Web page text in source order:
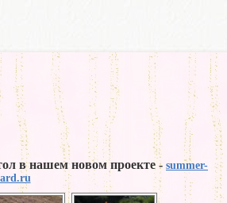
в нашем новом проекте - summer-